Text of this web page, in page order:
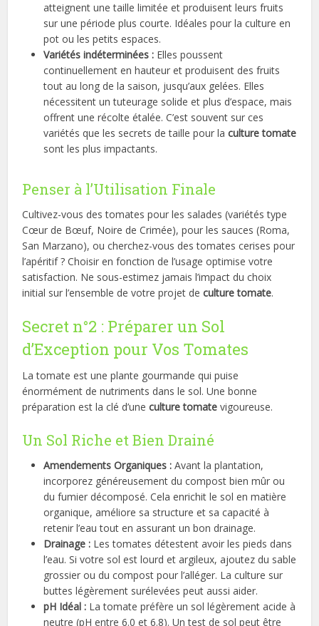
atteignent une taille limitée et produisent leurs fruits
sur une période plus courte. Idéales pour la culture en
pot ou les petits espaces.
Variétés indéterminées : Elles poussent
continuellement en hauteur et produisent des fruits
tout au long de la saison, jusqu’aux gelées. Elles
nécessitent un tuteurage solide et plus d’espace, mais
offrent une récolte étalée. C’est souvent sur ces
variétés que les secrets de taille pour laculture tomate
sont les plus impactants.
Penser à l’Utilisation Finale
Cultivez-vous des tomates pour les salades (variétés type
Cœur de Bœuf, Noire de Crimée), pour les sauces (Roma,
San Marzano), ou cherchez-vous des tomates cerises pour
l’apéritif ? Choisir en fonction de l’usage optimise votre
satisfaction. Ne sous-estimez jamais l’impact du choix
initial sur l’ensemble de votre projet deculture tomate.
Secret n°2 : Préparer un Sol
d’Exception pour Vos Tomates
La tomate est une plante gourmande qui puise
énormément de nutriments dans le sol. Une bonne
préparation est la clé d’uneculture tomate vigoureuse.
Un Sol Riche et Bien Drainé
Amendements Organiques : Avant la plantation,
incorporez généreusement du compost bien mûr ou
du fumier décomposé. Cela enrichit le sol en matière
organique, améliore sa structure et sa capacité à
retenir l’eau tout en assurant un bon drainage.
Drainage : Les tomates détestent avoir les pieds dans
l’eau. Si votre sol est lourd et argileux, ajoutez du sable
grossier ou du compost pour l’alléger. La culture sur
buttes légèrement surélevées peut aussi aider.
pH Idéal : La tomate préfère un sol légèrement acide à
neutre (pH entre 6.0 et 6.8). Un test de sol peut être